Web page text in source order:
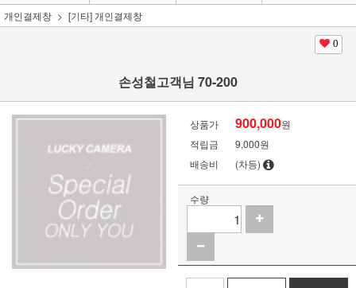
개인결제창
[기타] 개인결제창
0
손성철고객님 70-200
상품가 900,000원
적립금
9,000원
배송비
(차등)
수량